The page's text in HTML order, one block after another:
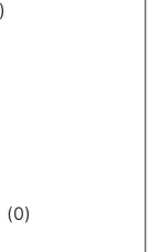
)
(0)